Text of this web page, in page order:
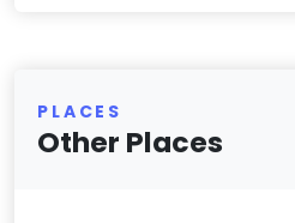
PLACES
Other Places